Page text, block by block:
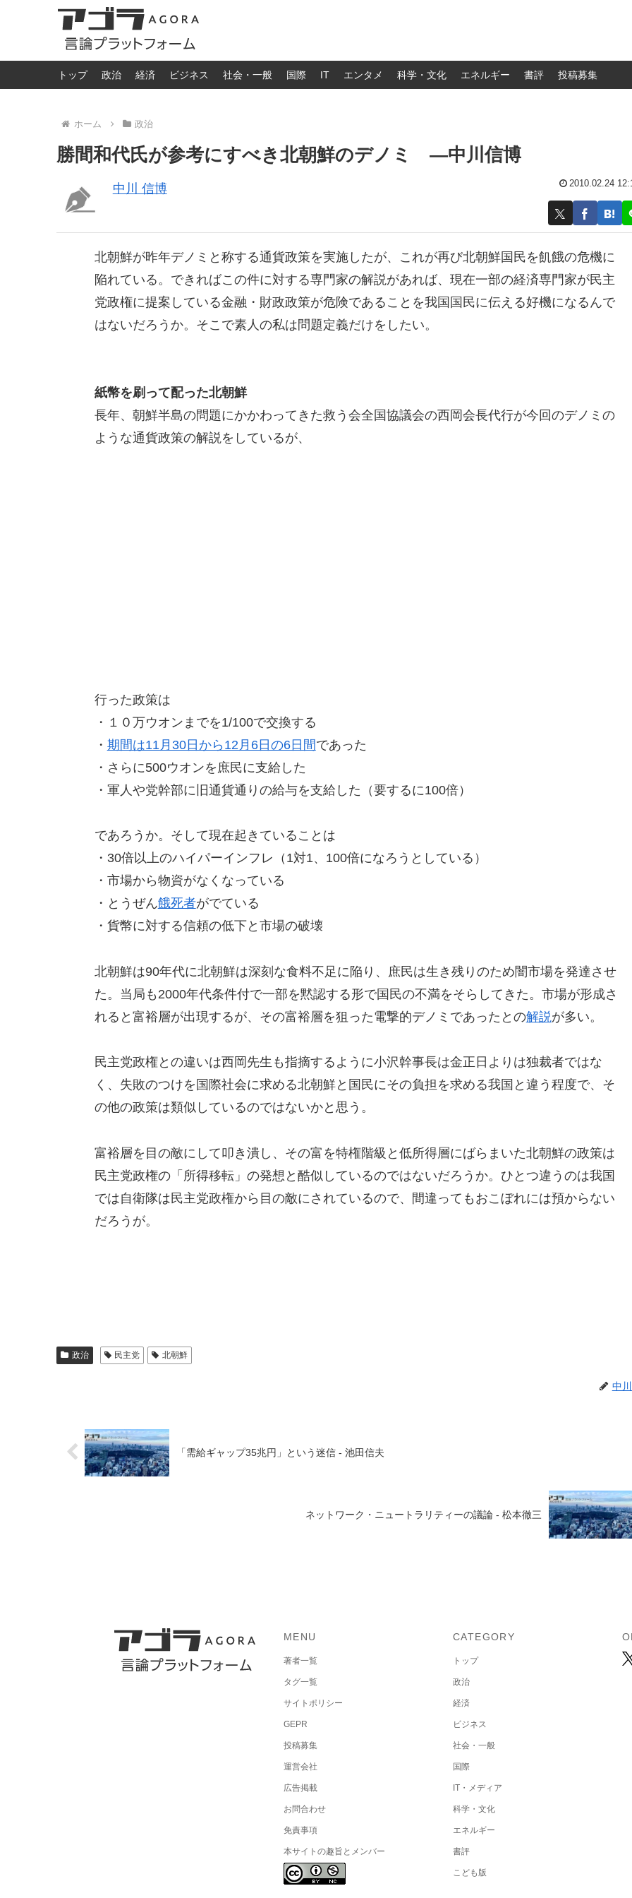
トップ 政治 経済 ビジネス 社会・一般 国際 IT エンタメ 科学・文化 エネルギー 書評 投稿募集
ホーム 政治
勝間和代氏が参考にすべき北朝鮮のデノミ ―中川信博
中川 信博 2010.02.24
北朝鮮が昨年デノミと称する通貨政策を実施したが、これが再び北朝鮮国民を飢餓の危機に
陥れている。できればこの件に対する専門家の解説があれば、現在一部の経済専門家が民主
党政権に提案している金融・財政政策が危険であることを我国国民に伝える好機になるんで
はないだろうか。そこで素人の私は問題定義だけをしたい。
紙幣を刷って配った北朝鮮
長年、朝鮮半島の問題にかかわってきた救う会全国協議会の西岡会長代行が今回のデノミの
ような通貨政策の解説をしているが、
行った政策は
・１０万ウオンまでを1/100で交換する
・ 期間は11月30日から12月6日の6日間であった
・さらに500ウオンを庶民に支給した
・軍人や党幹部に旧通貨通りの給与を支給した（要するに100倍）
であろうか。そして現在起きていることは
・30倍以上のハイパーインフレ（1対1、100倍になろうとしている）
・市場から物資がなくなっている
・とうぜん餓死者がでている
・貨幣に対する信頼の低下と市場の破壊
北朝鮮は90年代に北朝鮮は深刻な食料不足に陥り、庶民は生き残りのため闇市場を発達させ
た。当局も2000年代条件付で一部を黙認する形で国民の不満をそらしてきた。市場が形成さ
れると富裕層が出現するが、その富裕層を狙った電撃的デノミであったとの解説が多い。
民主党政権との違いは西岡先生も指摘するように小沢幹事長は金正日よりは独裁者ではな
く、失敗のつけを国際社会に求める北朝鮮と国民にその負担を求める我国と違う程度で、そ
の他の政策は類似しているのではないかと思う。
富裕層を目の敵にして叩き潰し、その富を特権階級と低所得層にばらまいた北朝鮮の政策は
民主党政権の「所得移転」の発想と酷似しているのではないだろうか。ひとつ違うのは我国
では自衛隊は民主党政権から目の敵にされているので、間違ってもおこぼれには預からない
だろうが。
政治 民主党 北朝鮮
中
「需給ギャップ35兆円」という迷信 - 池田信夫
ネットワーク・ニュートラリティーの議論 - 松本徹三
MENU
著者一覧
タグ一覧
サイトポリシー
GEPR
投稿募集
運営会社
広告掲載
お問合わせ
免責事項
本サイトの趣旨とメンバー
CATEGORY
トップ
政治
経済
ビジネス
社会・一般
国際
IT・メディア
科学・文化
エネルギー
書評
こども版